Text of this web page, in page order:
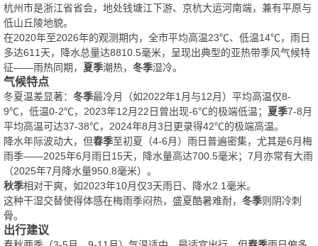
杭州市是浙江省省会，地处钱塘江下游、京杭大运河南端，兼有平原与
低山丘陵地貌。
在2020年至2026年的观测期内，全市平均高温23℃、低温14℃，雨日
多达611天，降水总量达8810.5毫米，呈现出典型的亚热带季风气候特
征——雨热同期， 夏季潮热， 冬季湿冷。
气候特点
冬夏温差显著： 冬季最冷月（如2022年1月与12月）平均高温仅8-
9℃，低温0-2℃，2023年12月22日曾出现-6℃的极端低温； 夏季7-8月
平均高温可达37-38℃，2024年8月3日更录得42℃的极端高温。
降水年际波动大，但春季至初夏（4-6月）雨日普遍密集，尤其是6月梅
雨季——2025年6月雨日15天，降水量高达700.5毫米；7月亦常有大雨
（2025年7月降水量950.8毫米）。
秋季相对干爽，如2023年10月仅3天雨日、降水2.1毫米。
这种干湿交替使得体感在梅雨季闷热，盛夏酷暑难耐， 冬季则阴冷刺
骨。
出行建议